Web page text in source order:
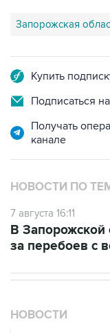
Запорожская
Купить
Подписаться
Получать
канале
НОВОСТИ ПО
7 августа 16:11
В Запорожской
за перебоев с
НОВОСТИ